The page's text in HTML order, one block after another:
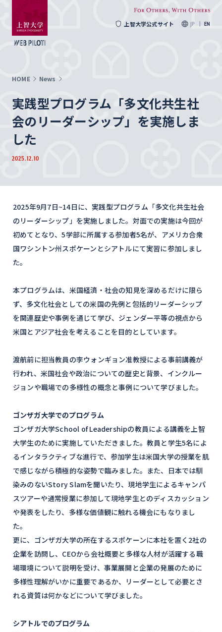
上智大学公式サイト JP EN
HOME News
実践型プログラム「多文化共生社
会のリーダーシップ」を実施しま
した
2025.12.10
2025年9月7日~14日に、実践型プログラム「多文化共生社会
のリーダーシップ」を実施しました。対面での実施は今回が
初めてとなり、5学部に所属する参加者5名が、アメリカ合衆
国ワシントン州スポケーンとシアトルにて実習に参加しまし
た。
本プログラムは、⽶国経済・社会の知⾒を深めるだけに限ら
ず、多⽂化社会としての⽶国の先例と包括的リーダーシップ
を関連歴史や事例を通じて学び、ジェンダー平等の視点から
⽶国とアジア社会を考えることを目的としています。
渡航前に担当教員の李ウォンギョン准教授による事前講義が
行われ、米国社会や政治についての歴史と背景、インクルー
ジョンや職場での多様性の概念と事例について学びました。
ゴンザガ大学でのプログラム
ゴンザガ大学School of Leadershipの教員による講義を上智
大学生のために実施していただきました。教員と学生5名によ
るインタラクティブな進行で、参加学生は米国大学の授業を肌
で感じながら積極的な姿勢で臨みました。また、日本では馴
染みのないStory Slamを聞いたり、現地学生によるキャンパ
スツアーや通常授業に参加して現地学生とのディスカッション
や発表をしたり、多様な価値観に触れる機会にもなりまし
た。
更に、ゴンザガ大学の所在するスポケーンに本社を置く2社の
企業を訪問し、CEOから会社概要と多様な人材が活躍する職
場環境について説明を受け、事業展開と企業の発展のために
多様性理解がいかに重要であるか、リーダーとして必要とさ
れる資質は何かなどについて学びました。
シアトルでのプログラム